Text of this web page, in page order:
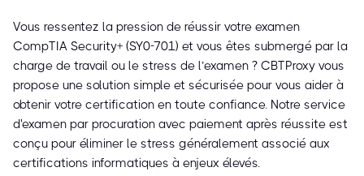
Vous ressentez la pression de réussir votre examen
CompTIA Security+ (SY0-701) et vous êtes submergé par la
charge de travail ou le stress de l’examen ? CBTProxy vous
propose une solution simple et sécurisée pour vous aider à
obtenir votre certification en toute confiance. Notre service
d'examen par procuration avec paiement après réussite est
conçu pour éliminer le stress généralement associé aux
certifications informatiques à enjeux élevés.